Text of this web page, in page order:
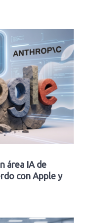
área IA de
con Apple y